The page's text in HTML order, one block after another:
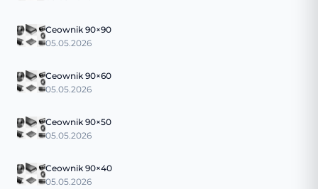
Ceownik 90×90
05.05.2026
Ceownik 90×60
05.05.2026
Ceownik 90×50
05.05.2026
Ceownik 90×40
05.05.2026